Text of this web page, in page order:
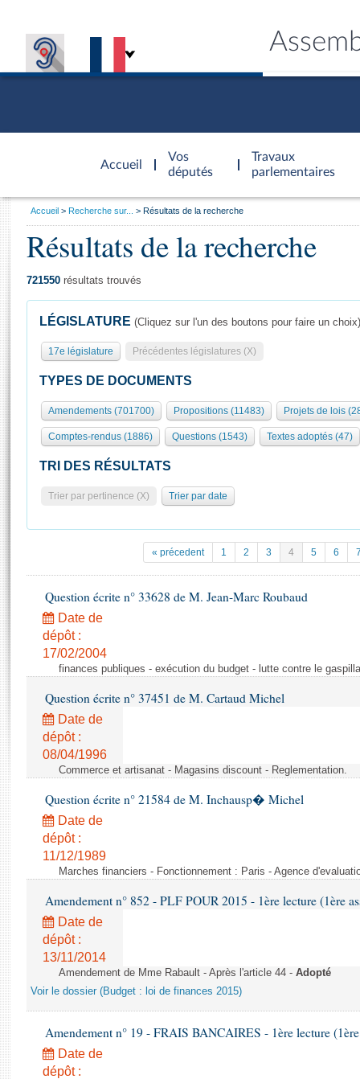
Accueil
d'accueil
Vos
députés
Travaux
parlementaires
Présidence
577 députés
Groupes politiques
Séance publique
Commissions et autres organes
Europe et International
Pétitions
Projets de loi
Propositions de loi
Amendements
Textes adoptés
Rapports d'information
Rapports d'enquête
Rapports législatifs
Dossiers législatifs
Budget et sécurité sociale
Questions écrites et orales
Général
Rôle et pouvoirs de l'Assemblée
Organisation de l'Assemblée
Présidence Conférence des Présidents Bureau Collège des
Statistiques et chiffres clés
Documents de référence
( Constitution | Règlement de l'Assemblée ... )
Histoire
Juniors
Anciennes législatures
Liens vers les sites publics
Visiter l'Assemblée
Visite virtuelle du palais Bourbon
Assister à une séance
Contacts et plan d'accès
Photos libres de droit
Vous
Accueil Recherche sur... Résultats de la recherche
Résultats de la recherche
721550 résultats trouvés
LÉGISLATURE (Cliquez sur l'un des boutons pour faire un choix)
17e législature Précédentes législatures (X)
TYPES DE DOCUMENTS
Amendements (701700) Propositions (11483) Projets de lois
Comptes-rendus (1886) Questions (1543) Textes adoptés (47)
TRI DES RÉSULTATS
Trier par pertinence (X) Trier par date
« précedent 1 2 3 4 5 6
Question écrite n° 33628 de M. Jean-Marc Roubaud
Date de
dépôt :
17/02/2004
finances publiques - exécution du budget - lutte contre le
Question écrite n° 37451 de M. Cartaud Michel
Date de
dépôt :
08/04/1996
Commerce et artisanat - Magasins discount - Reglementation.
Question écrite n° 21584 de M. Inchausp� Michel
Date de
dépôt :
11/12/1989
Marches financiers - Fonctionnement : Paris - Agence
Amendement n° 852 - PLF POUR 2015 - 1ère lecture (1ère
Date de
dépôt :
13/11/2014
Amendement de Mme Rabault - Après l'article 44 - Adopté
Voir le dossier (Budget : loi de finances 2015)
Amendement n° 19 - FRAIS BANCAIRES - 1ère lecture
Date de
dépôt :